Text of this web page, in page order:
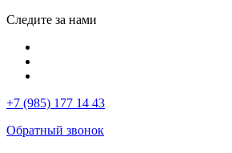
Следите за нами
+7 (985) 177 14 43
Обратный звонок